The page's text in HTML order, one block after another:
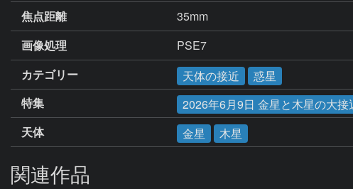
焦点距離
35mm
画像処理
PSE7
カテゴリー
天体の接近
惑星
特集
2026年6月9日 金星と木星の大接
天体
金星 木星
関連作品